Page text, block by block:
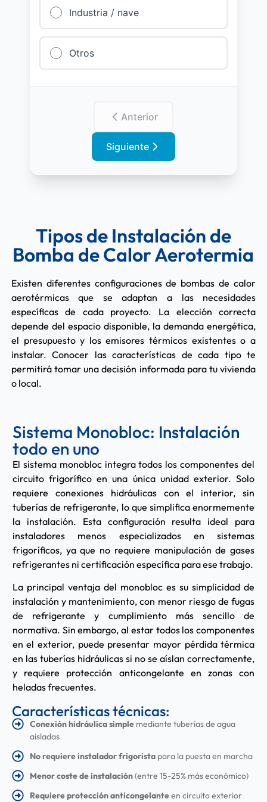
Industria / nave
Otros
Anterior
Siguiente
Tipos de Instalación de
Bomba de Calor Aerotermia
Existen diferentes configuraciones de bombas de calor
aerotérmicas que se adaptan a las necesidades
específicas de cada proyecto. La elección correcta
depende del espacio disponible, la demanda energética,
el presupuesto y los emisores térmicos existentes o a
instalar. Conocer las características de cada tipo te
permitirá tomar una decisión informada para tu vivienda
o local.
Sistema Monobloc: Instalación
todo en uno
El sistema monobloc integra todos los componentes del
circuito frigorífico en una única unidad exterior. Solo
requiere conexiones hidráulicas con el interior, sin
tuberías de refrigerante, lo que simplifica enormemente
la instalación. Esta configuración resulta ideal para
instaladores menos especializados en sistemas
frigoríficos, ya que no requiere manipulación de gases
refrigerantes ni certificación específica para ese trabajo.
La principal ventaja del monobloc es su simplicidad de
instalación y mantenimiento, con menor riesgo de fugas
de refrigerante y cumplimiento más sencillo de
normativa. Sin embargo, al estar todos los componentes
en el exterior, puede presentar mayor pérdida térmica
en las tuberías hidráulicas si no se aíslan correctamente,
y requiere protección anticongelante en zonas con
heladas frecuentes.
Características técnicas:
Conexión hidráulica simple mediante tuberías de agua
aisladas
No requiere instalador frigorista para la puesta en marcha
Menor coste de instalación(entre 15-25% más económico)
Requiere protección anticongelanteen circuito exterior